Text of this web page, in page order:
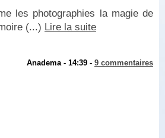
les photographies la magie de
(...) Lire la suite
Anadema - 14:39 - 9 commentaires